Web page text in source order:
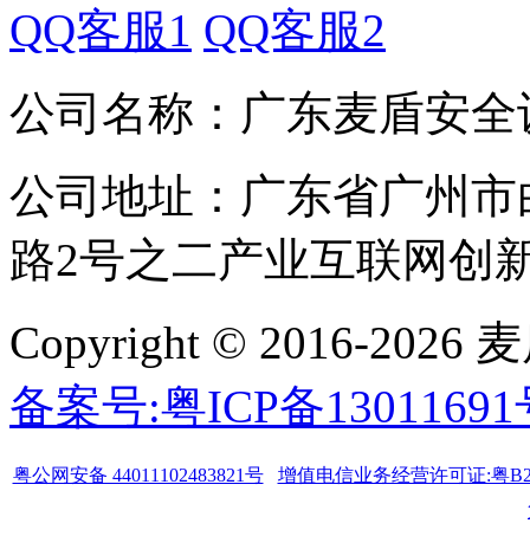
QQ客服1 QQ客服2
公司名称：广东麦盾安
公司地址：广东省广州
路2号之二产业互联网创
Copyright © 2016-2026
备案号:粤ICP备13011691
粤公网安备 44011102483821号
增值电信业务经营许可证:粤